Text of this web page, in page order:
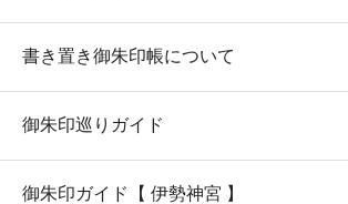
書き置き御朱印帳について
御朱印巡りガイド
御朱印ガイド【 伊勢神宮 】